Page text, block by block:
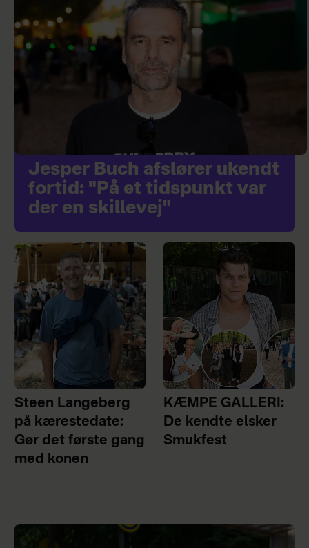
Jesper Buch afslører ukendt
fortid: "På et tidspunkt var
der en skillevej"
Steen Langeberg
på kærestedate:
Gør det første gang
med konen
KÆMPE GALLERI:
De kendte elsker
Smukfest